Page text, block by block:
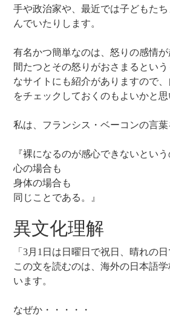
手や政治家や、最近では子どもた
んでいたりします。
有名かつ簡単なのは、怒りの感情
間たつとその怒りがおさまるとい
なサイトにも紹介がありますので
をチェックしておくのもよいかと思
私は、フランシス・ベーコンの言葉
『裸になるのが感心できないという
心の場合も
身体の場合も
同じことである。』
異文化理解
「3月1日は日曜日で祝日、晴れの日
この文を読むのは、海外の日本語
います。
なぜか・・・・・